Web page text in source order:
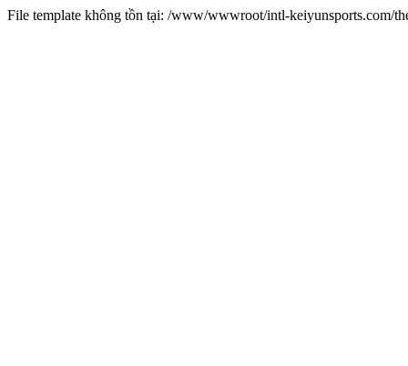
File template không tồn tại: /www/wwwroot/intl-keiyunsports.com/